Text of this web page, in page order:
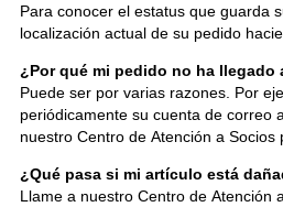
Para conocer el estatus que guarda
localización actual de su pedido
¿Por qué mi pedido no ha llegado
Puede ser por varias razones. Por
periódicamente su cuenta de correo
nuestro Centro de Atención a
¿Qué pasa si mi artículo está
Llame a nuestro Centro de Atención